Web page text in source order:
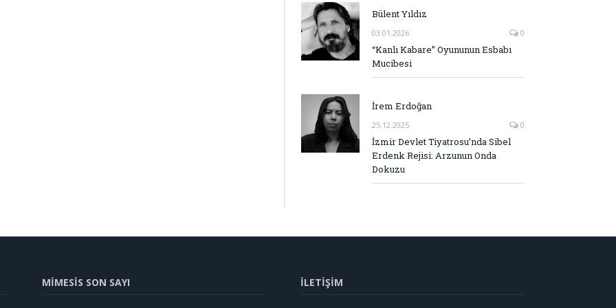
Bülent Yıldız
03.01.2026 0
“Kanlı Kabare” Oyununun Esbabı
Mucibesi
İrem Erdoğan
25.12.2025 0
İzmir Devlet Tiyatrosu’nda Sibel
Erdenk Rejisi: Arzunun Onda
Dokuzu
MİMESİS SON SAYI İLETİŞİM